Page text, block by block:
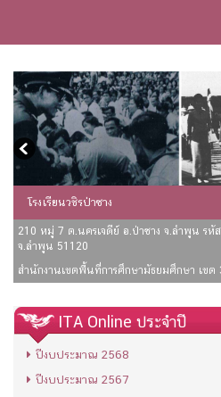
โรงเรียนวชิรป่าซาง
210 หมู่ 7 ต.นครเจดีย์ อ.ป่าซาง จ.ลำพูน รหั
จ.ลำพูน 51120
สำนักงานเขตพื้นที่การศึกษามัธยมศึกษา เขต
ITA Online ประจำปี
ปีงบประมาณ 2568
ปีงบประมาณ 2567